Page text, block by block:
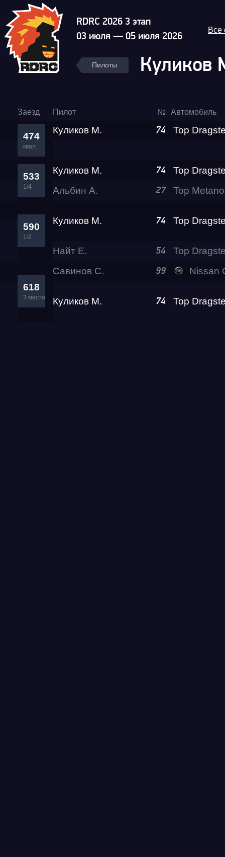
RDRC 2026 3 этап
03 июля — 05 июля 2026
Все
Пилоты Куликов
Заезд Пилот № Автомобиль
474
квал.
Куликов М. 74 Top
533
1/4
Куликов М. 74
Top
Альбин А.
27
590
1/2
Куликов М. 74 Top
Найт Е. 54
618
3 место
Савинов С. 99 Nissan GT-R
Куликов М. 74 Top